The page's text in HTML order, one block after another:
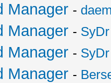
Manager -
Manager - SyDr
Manager - SyDr
Manager -